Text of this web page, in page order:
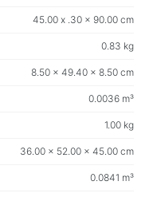
45.00 x .30 x 90.00 cm
0.83 kg
8.50 x 49.40 x 8.50 cm
0.0036 m³
1.00 kg
36.00 x 52.00 x 45.00 cm
0.0841 m³